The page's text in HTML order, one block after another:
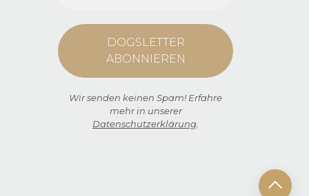
Wir senden keinen Spam! Erfahre
mehr in unserer
Datenschutzerklärung